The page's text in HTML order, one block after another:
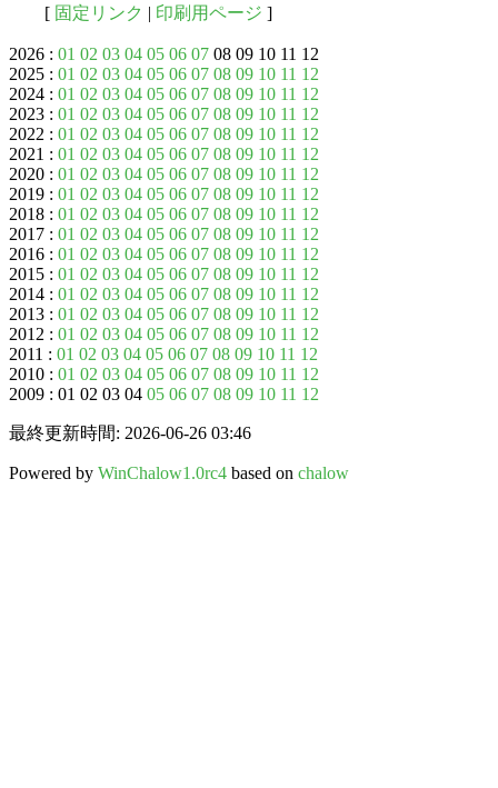
[ 固定リンク | 印刷用ページ ]
2026 : 01 02 03 04 05 06 07 08 09 10 11 12
2025 : 01 02 03 04 05 06 07 08 09 10 11 12
2024 : 01 02 03 04 05 06 07 08 09 10 11 12
2023 : 01 02 03 04 05 06 07 08 09 10 11 12
2022 : 01 02 03 04 05 06 07 08 09 10 11 12
2021 : 01 02 03 04 05 06 07 08 09 10 11 12
2020 : 01 02 03 04 05 06 07 08 09 10 11 12
2019 : 01 02 03 04 05 06 07 08 09 10 11 12
2018 : 01 02 03 04 05 06 07 08 09 10 11 12
2017 : 01 02 03 04 05 06 07 08 09 10 11 12
2016 : 01 02 03 04 05 06 07 08 09 10 11 12
2015 : 01 02 03 04 05 06 07 08 09 10 11 12
2014 : 01 02 03 04 05 06 07 08 09 10 11 12
2013 : 01 02 03 04 05 06 07 08 09 10 11 12
2012 : 01 02 03 04 05 06 07 08 09 10 11 12
2011 : 01 02 03 04 05 06 07 08 09 10 11 12
2010 : 01 02 03 04 05 06 07 08 09 10 11 12
2009 : 01 02 03 04 05 06 07 08 09 10 11 12
最終更新時間: 2026-06-26 03:46
Powered by WinChalow1.0rc4 based on chalow